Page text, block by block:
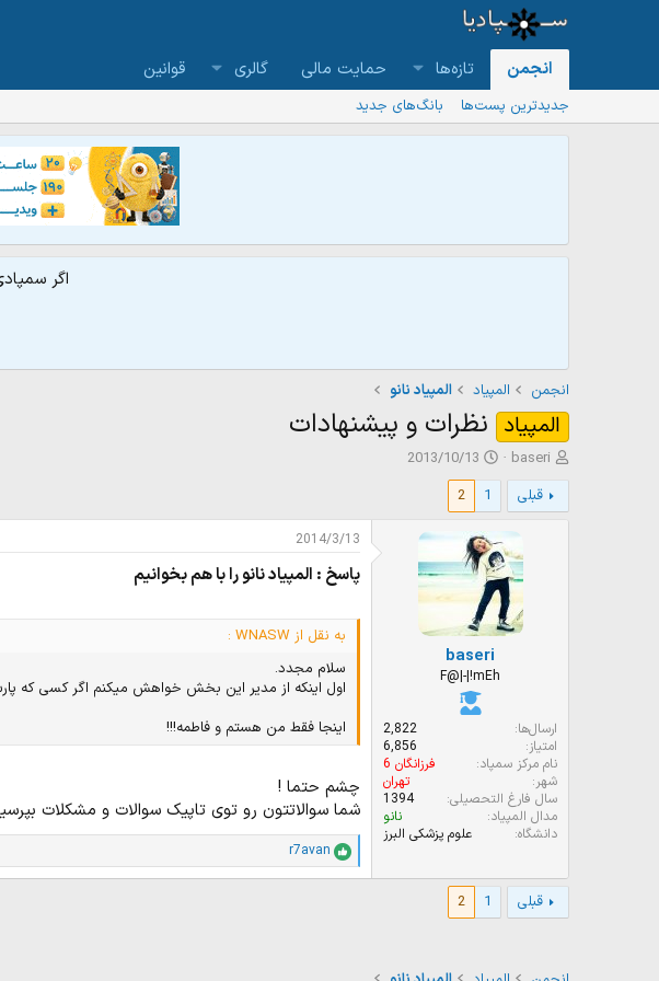
انجمن تازه‌ها حمایت مالی گالری قوانین
جدیدترین پست‌ها بانگ‌های جدید
اگر
انجمن المپیاد المپیاد نانو
المپیاد نظرات و پیشنهادات
ش
ر
و
ع
baseri
ت
ا
ی
خ
ش
ر
و
ع
2013/10/13
قبلی
1
2
baseri
F@|-|!mEh
ارسال‌ها
2,822
امتیاز
6,856
نام مرکز سمپاد
فرزانگان 6
شهر
تهران
سال فارغ التحصیلی
1394
مدال المپیاد
نانو
دانشگاه
علوم پزشکی البرز
2014/3/13
پاسخ : المپیاد نانو را با هم بخوانیم
به نقل از WNASW :
سلام مجدد.
اول اینکه از مدیر این بخش خواهش میکنم اگر کسی که
اینجا فقط من هستم و فاطمه!!!
چشم حتما !
شما سوالاتتون رو توی تاپیک سوالات و مشکلات
ا
م
r7avan
قبلی 1
2